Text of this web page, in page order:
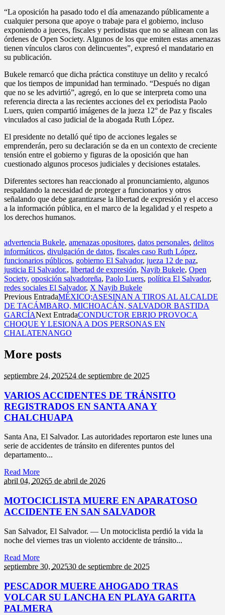
“La oposición ha pasado todo el día amenazando públicamente a
cualquier persona que apoye o trabaje para el gobierno, incluso
exponiendo a jueces, fiscales y periodistas que no se alinean con las
órdenes de Open Society. Algunos de los que emiten estas amenazas
tienen vínculos claros con delincuentes”, expresó el mandatario en
su publicación.
Bukele remarcó que dicha práctica constituye un delito y recalcó
que los tiempos de impunidad han terminado. “Después no digan
que no se les advirtió”, agregó, en lo que se interpreta como una
referencia directa a las recientes acciones del ex periodista Paolo
Luers, quien compartió imágenes de la jueza 12° de Paz y fiscales
vinculados al caso judicial de la abogada Ruth López.
El presidente no detalló qué tipo de acciones legales se
emprenderán, pero su declaración se da en un contexto de creciente
tensión entre el gobierno y figuras de la oposición que han
cuestionado algunos procesos judiciales y decisiones estatales.
Diferentes sectores han reaccionado al pronunciamiento, algunos
respaldando la necesidad de proteger a funcionarios y otros
señalando que debe garantizarse la libertad de expresión y el acceso
a la información pública, en el marco de la legalidad y el respeto a
los derechos humanos.
advertencia Bukele, amenazas opositores, datos personales, delitos
informáticos, divulgación de datos, fiscales caso Ruth López,
funcionarios públicos, gobierno El Salvador, jueza 12 de paz,
justicia El Salvador., libertad de expresión, Nayib Bukele, Open
Society, oposición salvadoreña, Paolo Luers, política El Salvador,
redes sociales El Salvador, X Nayib Bukele
Previous EntradaMÉXICO;ASESINAN A TIROS AL ALCALDE
DE TACÁMBARO, MICHOACÁN, SALVADOR BASTIDA
GARCÍANext EntradaCONDUCTOR EBRIO PROVOCA
CHOQUE Y LESIONA A DOS PERSONAS EN
CHALATENANGO
More posts
septiembre 24, 202524 de septiembre de 2025
VARIOS ACCIDENTES DE TRÁNSITO
REGISTRADOS EN SANTA ANA Y
CHALCHUAPA
Santa Ana, El Salvador. Las autoridades reportaron este lunes una
serie de accidentes de tránsito en diferentes puntos del
departamento...
Read More
abril 04, 20265 de abril de 2026
MOTOCICLISTA MUERE EN APARATOSO
ACCIDENTE EN SAN SALVADOR
San Salvador, El Salvador. — Un motociclista perdió la vida la
noche del viernes tras un violento accidente de tránsito...
Read More
septiembre 30, 202530 de septiembre de 2025
PESCADOR MUERE AHOGADO TRAS
VOLCAR SU LANCHA EN PLAYA GARITA
PALMERA